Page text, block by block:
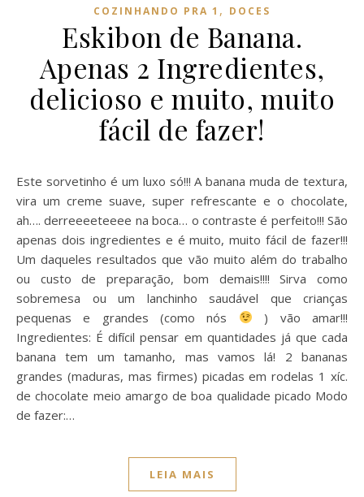
COZINHANDO PRA 1 , DOCES
Eskibon de Banana.
Apenas 2 Ingredientes,
delicioso e muito, muito
fácil de fazer!
Este sorvetinho é um luxo só!!! A banana muda de textura,
vira um creme suave, super refrescante e o chocolate,
ah…. derreeeeteeee na boca… o contraste é perfeito!!! São
apenas dois ingredientes e é muito, muito fácil de fazer!!!
Um daqueles resultados que vão muito além do trabalho
ou custo de preparação, bom demais!!!! Sirva como
sobremesa ou um lanchinho saudável que crianças
pequenas e grandes (como nós
) vão amar!!!
Ingredientes: É difícil pensar em quantidades já que cada
banana tem um tamanho, mas vamos lá! 2 bananas
grandes (maduras, mas firmes) picadas em rodelas 1 xíc.
de chocolate meio amargo de boa qualidade picado Modo
de fazer:…
LEIA MAIS